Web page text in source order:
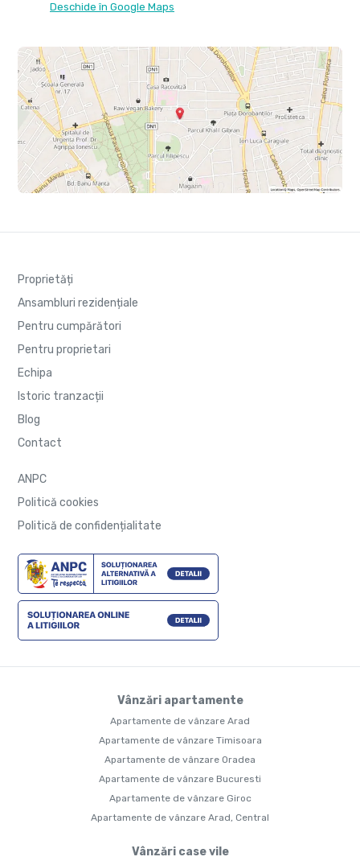
Deschide în Google Maps
Proprietăți
Ansambluri rezidențiale
Pentru cumpărători
Pentru proprietari
Echipa
Istoric tranzacții
Blog
Contact
ANPC
Politică cookies
Politică de confidențialitate
Vânzări apartamente
Apartamente de vânzare Arad
Apartamente de vânzare Timisoara
Apartamente de vânzare Oradea
Apartamente de vânzare Bucuresti
Apartamente de vânzare Giroc
Apartamente de vânzare Arad, Central
Vânzări case vile